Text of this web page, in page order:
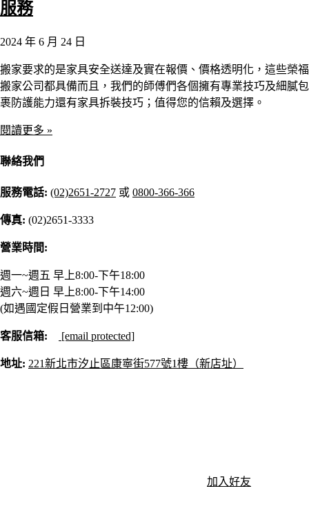
服務
2024 年 6 月 24 日
搬家要求的是家具安全送達及實在報價、價格透明化，這些榮福
搬家公司都具備而且，我們的師傅們各個擁有專業技巧及細膩包
裹防護能力還有家具拆裝技巧；值得您的信賴及選擇。
閱讀更多 »
聯絡我們
服務電話: (02)2651-2727 或 0800-366-366
傳真: (02)2651-3333
營業時間:
週一~週五 早上8:00-下午18:00
週六~週日 早上8:00-下午14:00
(如遇國定假日營業到中午12:00)
客服信箱: [email protected]
地址: 221新北市汐止區康寧街577號1樓（新店址）
加入好友